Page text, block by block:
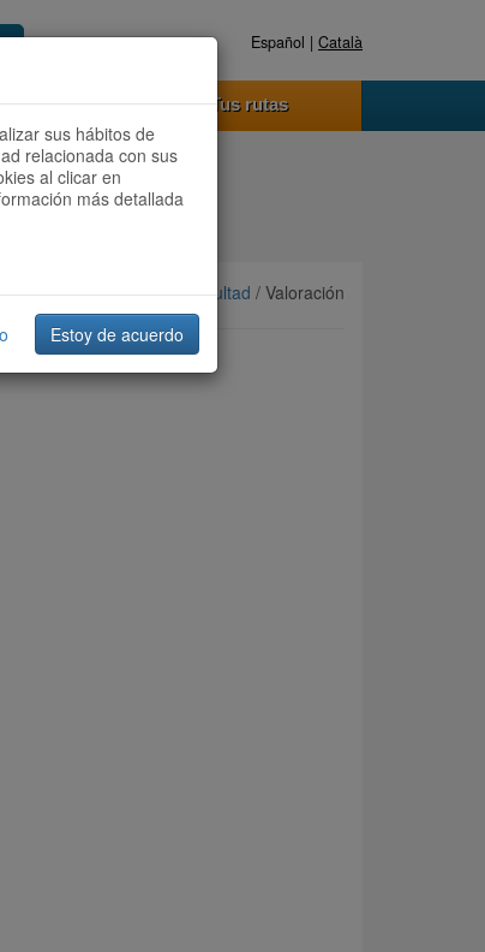
Registrate ahora Español | Català
Tus rutas
por:Más recientes/Dificultad / Valoración
sus hábitos de
relacionada con sus
al clicar en
más detallada
Estoy de acuerdo